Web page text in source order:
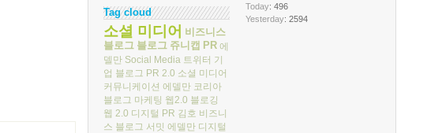
Tag cloud
소셜 미디어 비즈니스
블로그 블로그 쥬니캡 PR 에
델만 Social Media 트위터 기
업 블로그 PR 2.0 소셜 미디어
커뮤니케이션 에델만 코리아
블로그 마케팅 웹2.0 블로깅
웹 2.0 디지털 PR 김호 비즈니
스 블로그 서밋 에델만 디지털
Today: 496
Yesterday: 2594